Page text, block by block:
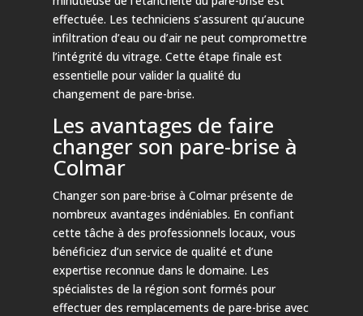
effectuée. Les techniciens s’assurent qu’aucune
infiltration d’eau ou d’air ne peut compromettre
l’intégrité du vitrage. Cette étape finale est
essentielle pour valider la qualité du
changement de pare-brise.
Les avantages de faire
changer son pare-brise à
Colmar
Changer son pare-brise à Colmar présente de
nombreux avantages indéniables. En confiant
cette tâche à des professionnels locaux, vous
bénéficiez d’un service de qualité et d’une
expertise reconnue dans le domaine. Les
spécialistes de la région sont formés pour
effectuer des remplacements de pare-brise avec